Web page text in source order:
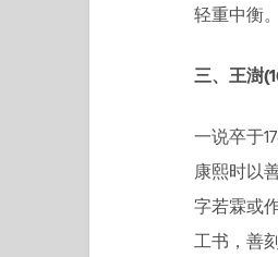
轻重中衡
三、王澍
一说卒于
康熙时以
字若霖或
工书，善